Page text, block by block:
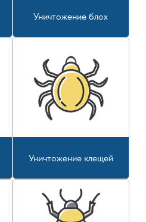
Уничтожение блох
Уничтожение клещей